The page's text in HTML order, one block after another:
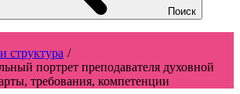
Поиск
структура
портрет преподавателя духовной
требования, компетенции